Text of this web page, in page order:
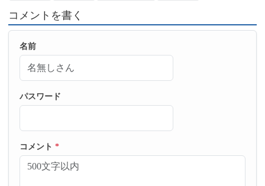
コメントを書く
名前
パスワード
コメント *